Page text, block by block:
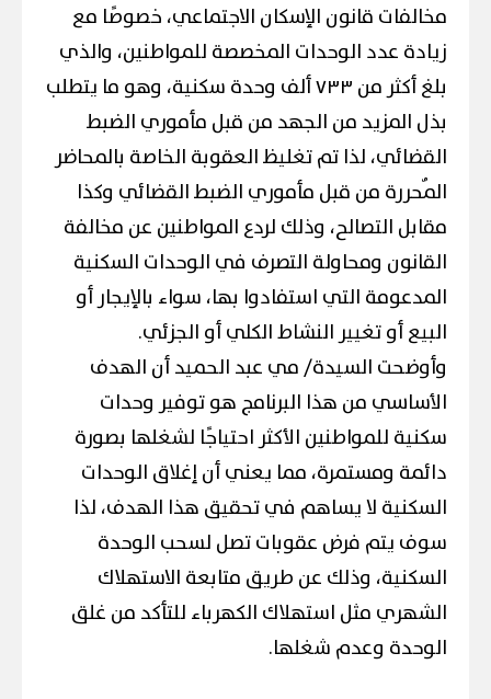
مخالفات قانون الإسكان الاجتماعي، خصوصًا مع
زيادة عدد الوحدات المخصصة للمواطنين، والذي
بلغ أكثر من ٧٣٣ ألف وحدة سكنية، وهو ما يتطلب
بذل المزيد من الجهد من قبل مأموري الضبط
القضائي، لذا تم تغليظ العقوبة الخاصة بالمحاضر
المٌحررة من قبل مأموري الضبط القضائي وكذا
مقابل التصالح، وذلك لردع المواطنين عن مخالفة
القانون ومحاولة التصرف في الوحدات السكنية
المدعومة التي استفادوا بها، سواء بالإيجار أو
البيع أو تغيير النشاط الكلي أو الجزئي.
وأوضحت السيدة/ مي عبد الحميد أن الهدف
الأساسي من هذا البرنامج هو توفير وحدات
سكنية للمواطنين الأكثر احتياجًا لشغلها بصورة
دائمة ومستمرة، مما يعني أن إغلاق الوحدات
السكنية لا يساهم في تحقيق هذا الهدف، لذا
سوف يتم فرض عقوبات تصل لسحب الوحدة
السكنية، وذلك عن طريق متابعة الاستهلاك
الشهري مثل استهلاك الكهرباء للتأكد من غلق
الوحدة وعدم شغلها.